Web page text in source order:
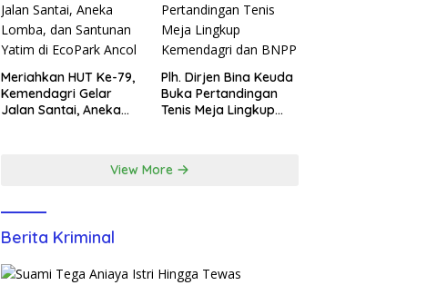
Meriahkan HUT Ke-79,
Kemendagri Gelar
Jalan Santai, Aneka
Plh. Dirjen Bina Keuda
Buka Pertandingan
Tenis Meja Lingkup
View More
Berita Kriminal